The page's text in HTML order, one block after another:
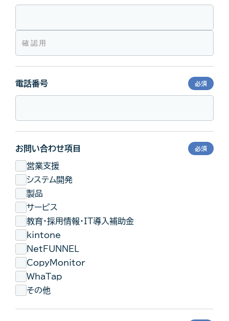
電話番号 必須
お問い合わせ項目 必須
営業支援
システム開発
製品
サービス
教育･採用情報･IT導入補助金
kintone
NetFUNNEL
CopyMonitor
WhaTap
その他